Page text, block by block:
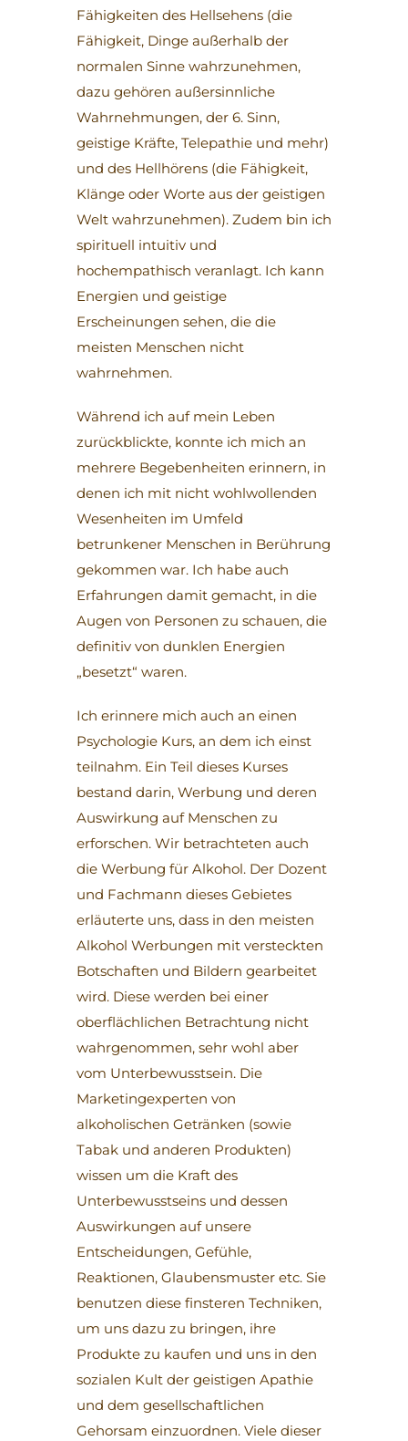
Fähigkeiten des Hellsehens (die
Fähigkeit, Dinge außerhalb der
normalen Sinne wahrzunehmen,
dazu gehören außersinnliche
Wahrnehmungen, der 6. Sinn,
geistige Kräfte, Telepathie und mehr)
und des Hellhörens (die Fähigkeit,
Klänge oder Worte aus der geistigen
Welt wahrzunehmen). Zudem bin ich
spirituell intuitiv und
hochempathisch veranlagt. Ich kann
Energien und geistige
Erscheinungen sehen, die die
meisten Menschen nicht
wahrnehmen.
Während ich auf mein Leben
zurückblickte, konnte ich mich an
mehrere Begebenheiten erinnern, in
denen ich mit nicht wohlwollenden
Wesenheiten im Umfeld
betrunkener Menschen in Berührung
gekommen war. Ich habe auch
Erfahrungen damit gemacht, in die
Augen von Personen zu schauen, die
definitiv von dunklen Energien
„besetzt“ waren.
Ich erinnere mich auch an einen
Psychologie Kurs, an dem ich einst
teilnahm. Ein Teil dieses Kurses
bestand darin, Werbung und deren
Auswirkung auf Menschen zu
erforschen. Wir betrachteten auch
die Werbung für Alkohol. Der Dozent
und Fachmann dieses Gebietes
erläuterte uns, dass in den meisten
Alkohol Werbungen mit versteckten
Botschaften und Bildern gearbeitet
wird. Diese werden bei einer
oberflächlichen Betrachtung nicht
wahrgenommen, sehr wohl aber
vom Unterbewusstsein. Die
Marketingexperten von
alkoholischen Getränken (sowie
Tabak und anderen Produkten)
wissen um die Kraft des
Unterbewusstseins und dessen
Auswirkungen auf unsere
Entscheidungen, Gefühle,
Reaktionen, Glaubensmuster etc. Sie
benutzen diese finsteren Techniken,
um uns dazu zu bringen, ihre
Produkte zu kaufen und uns in den
sozialen Kult der geistigen Apathie
und dem gesellschaftlichen
Gehorsam einzuordnen. Viele dieser